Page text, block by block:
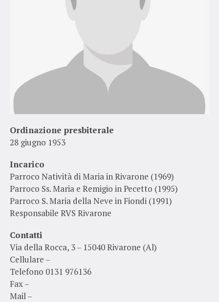
Ordinazione presbiterale
28 giugno 1953
Incarico
Parroco Natività di Maria in Rivarone (1969)
Parroco Ss. Maria e Remigio in Pecetto (1995)
Parroco S. Maria della Neve in Fiondi (1991)
Responsabile RVS Rivarone
Contatti
Via della Rocca, 3 – 15040 Rivarone (Al)
Cellulare –
Telefono 0131 976136
Fax –
Mail –